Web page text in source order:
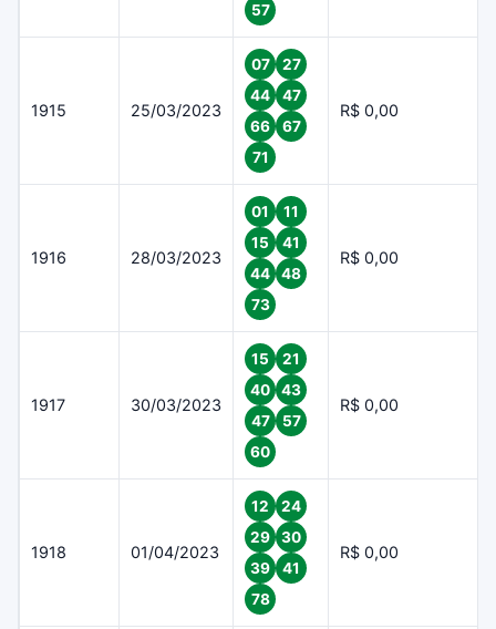
57
1915 25/03/2023
07
27
44
47
66
67
71
R$ 0,00
1916 28/03/2023
01
11
15
41
44
48
73
R$ 0,00
1917 30/03/2023
15
21
40
43
47
57
60
R$ 0,00
1918 01/04/2023
12
24
29
30
39
41
78
R$ 0,00